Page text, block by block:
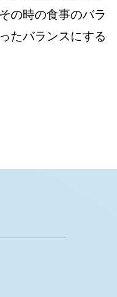
の時の食事のバラ
たバランスにする